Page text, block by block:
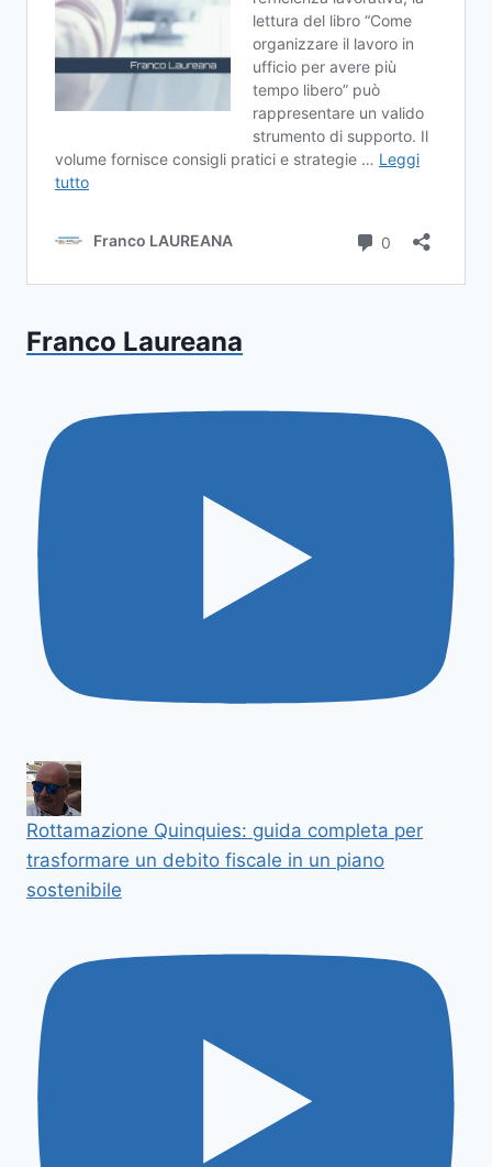
Franco Laureana
Rottamazione Quinquies: guida completa per
trasformare un debito fiscale in un piano
sostenibile